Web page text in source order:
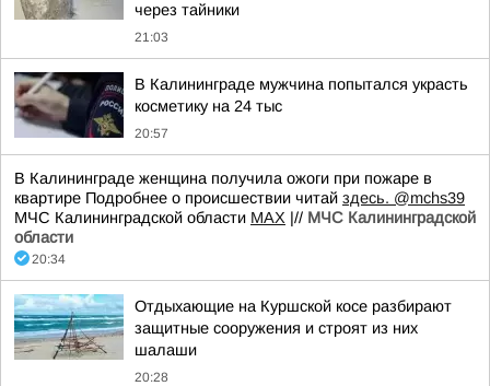
через тайники
21:03
В Калининграде мужчина попытался украсть
косметику на 24 тыс
20:57
В Калининграде женщина получила ожоги при пожаре в
квартире Подробнее о происшествии читай здесь. @mchs39
МЧС Калининградской области MAX |// МЧС Калининградской
области
20:34
Отдыхающие на Куршской косе разбирают
защитные сооружения и строят из них
шалаши
20:28